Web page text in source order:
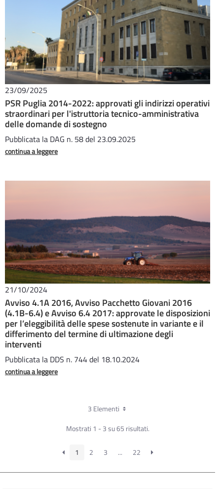
23/09/2025
PSR Puglia 2014-2022: approvati gli indirizzi operativi
straordinari per l'istruttoria tecnico-amministrativa
delle domande di sostegno
Pubblicata la DAG n. 58 del 23.09.2025
continua a leggere
21/10/2024
Avviso 4.1A 2016, Avviso Pacchetto Giovani 2016
(4.1B-6.4) e Avviso 6.4 2017: approvate le disposizioni
per l’eleggibilità delle spese sostenute in variante e il
differimento del termine di ultimazione degli
interventi
Pubblicata la DDS n. 744 del 18.10.2024
continua a leggere
3 Elementi
Mostrati 1 - 3 su 65 risultati.
1 2 3 ... 22